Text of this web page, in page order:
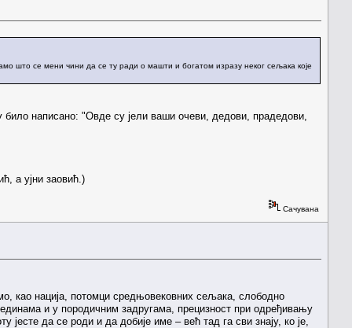
што се мени чини да се ту ради о машти и богатом изразу неког сељака које
написано: "Oвде су јели ваши очеви, дедови, прадедови,
а ујни заовић.)
Сачувана
као нација, потомци средњовековних сељака, слободно
и у породичним задругама, прецизност при одређивању
да се роди и да добије име – већ тад га сви знају, ко је,